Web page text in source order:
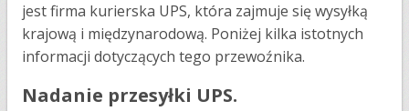
jest firma kurierska UPS, która zajmuje się wysyłką
krajową i międzynarodową. Poniżej kilka istotnych
informacji dotyczących tego przewoźnika.
Nadanie przesyłki UPS.